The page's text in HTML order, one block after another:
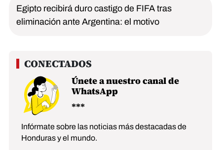
Egipto recibirá duro castigo de FIFA tras
eliminación ante Argentina: el motivo
Únete a nuestro canal de
WhatsApp
Infórmate sobre las noticias más destacadas de
Honduras y el mundo.